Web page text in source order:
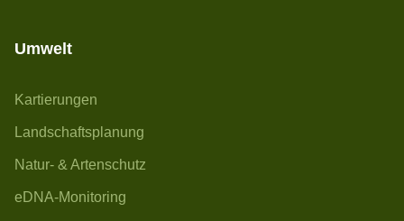
Umwelt
Kartierungen
Landschaftsplanung
Natur- & Artenschutz
eDNA-Monitoring